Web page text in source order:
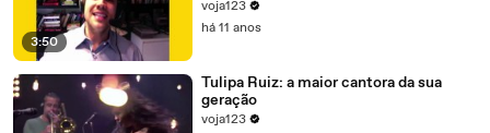
3:50
voja123
há 11 anos
Tulipa Ruiz: a maior cantora da sua
geração
voja123